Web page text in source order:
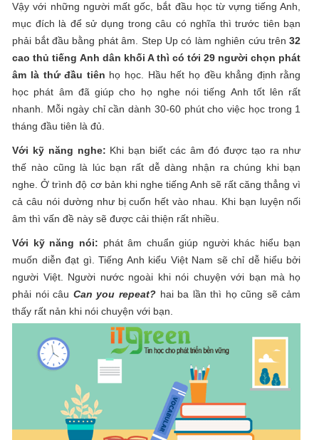
Vậy với những người mất gốc, bắt đầu học từ vựng tiếng Anh,
mục đích là để sử dụng trong câu có nghĩa thì trước tiên bạn
phải bắt đầu bằng phát âm. Step Up có làm nghiên cứu trên32
cao thủ tiếng Anh dân khối A thì có tới 29 người chọn phát
âm là thứ đầu tiên họ học. Hầu hết họ đều khẳng định rằng
học phát âm đã giúp cho họ nghe nói tiếng Anh tốt lên rất
nhanh. Mỗi ngày chỉ cần dành 30-60 phút cho việc học trong 1
tháng đầu tiên là đủ.
Với kỹ năng nghe: Khi bạn biết các âm đó được tạo ra như
thế nào cũng là lúc bạn rất dễ dàng nhận ra chúng khi bạn
nghe. Ở trình độ cơ bản khi nghe tiếng Anh sẽ rất căng thẳng vì
cả câu nói dường như bị cuốn hết vào nhau. Khi bạn luyện nối
âm thì vấn đề này sẽ được cải thiện rất nhiều.
Với kỹ năng nói: phát âm chuẩn giúp người khác hiểu bạn
muốn diễn đạt gì. Tiếng Anh kiểu Việt Nam sẽ chỉ dễ hiểu bởi
người Việt. Người nước ngoài khi nói chuyện với bạn mà họ
phải nói câu Can you repeat? hai ba lần thì họ cũng sẽ cảm
thấy rất nản khi nói chuyện với bạn.